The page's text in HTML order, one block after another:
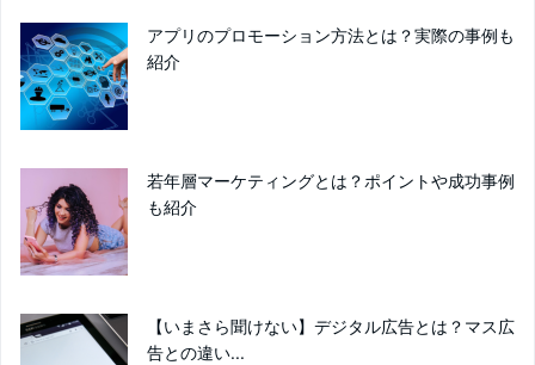
アプリのプロモーション方法とは？実際の事例も
紹介
若年層マーケティングとは？ポイントや成功事例
も紹介
【いまさら聞けない】デジタル広告とは？マス広
告との違い...